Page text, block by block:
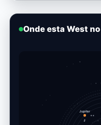
Onde esta West
Jupiter